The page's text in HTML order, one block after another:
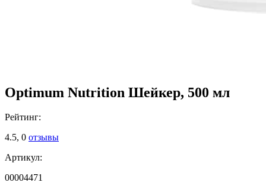
Optimum Nutrition Шейкер, 500 мл
Рейтинг:
4.5, 0 отзывы
Артикул:
00004471